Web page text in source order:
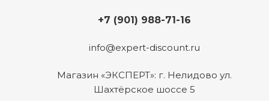
+7 (901) 988-71-16
info@expert-discount.ru
Магазин «ЭКСПЕРТ»: г. Нелидово ул.
Шахтёрское шоссе 5